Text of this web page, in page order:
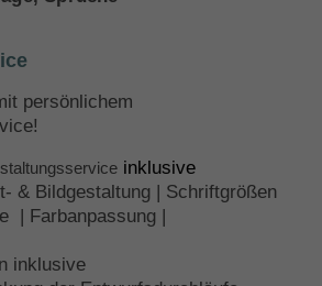
persönlichem
inklusive
& Bildgestaltung | Schriftgrößen
| Farbanpassung |
inklusive